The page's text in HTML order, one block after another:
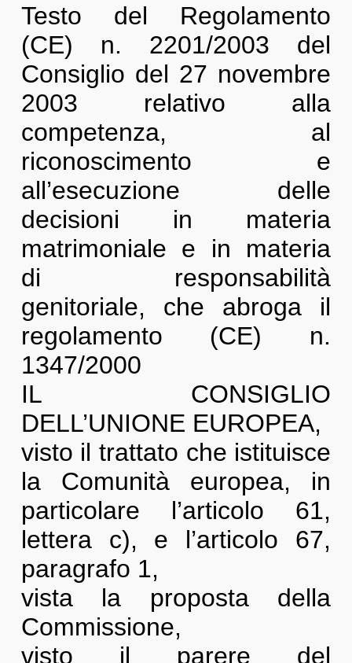
Testo del Regolamento
(CE) n. 2201/2003 del
Consiglio del 27 novembre
2003 relativo alla
competenza, al
riconoscimento e
all’esecuzione delle
decisioni in materia
matrimoniale e in materia
di responsabilità
genitoriale, che abroga il
regolamento (CE) n.
1347/2000
IL CONSIGLIO
DELL’UNIONE EUROPEA,
visto il trattato che istituisce
la Comunità europea, in
particolare l’articolo 61,
lettera c), e l’articolo 67,
paragrafo 1,
vista la proposta della
Commissione,
visto il parere del